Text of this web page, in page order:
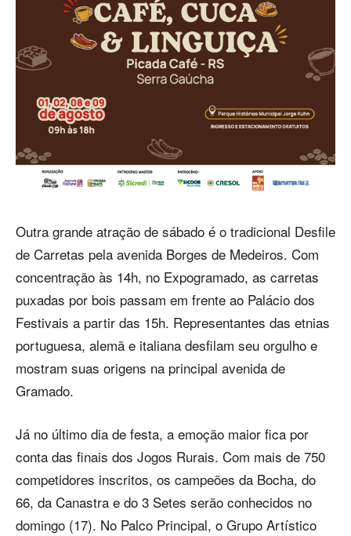
Outra grande atração de sábado é o tradicional Desfile
de Carretas pela avenida Borges de Medeiros. Com
concentração às 14h, no Expogramado, as carretas
puxadas por bois passam em frente ao Palácio dos
Festivais a partir das 15h. Representantes das etnias
portuguesa, alemã e italiana desfilam seu orgulho e
mostram suas origens na principal avenida de
Gramado.
Já no último dia de festa, a emoção maior fica por
conta das finais dos Jogos Rurais. Com mais de 750
competidores inscritos, os campeões da Bocha, do
66, da Canastra e do 3 Setes serão conhecidos no
domingo (17). No Palco Principal, o Grupo Artístico